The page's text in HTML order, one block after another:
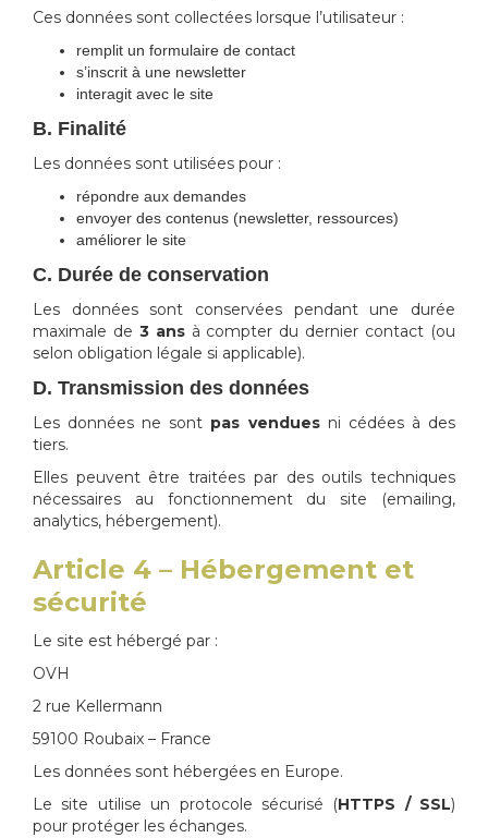
Ces données sont collectées lorsque l’utilisateur :
remplit un formulaire de contact
s’inscrit à une newsletter
interagit avec le site
B. Finalité
Les données sont utilisées pour :
répondre aux demandes
envoyer des contenus (newsletter, ressources)
améliorer le site
C. Durée de conservation
Les données sont conservées pendant une durée
maximale de 3 ansà compter du dernier contact (ou
selon obligation légale si applicable).
D. Transmission des données
Les données ne sont pas venduesni cédées à des
tiers.
Elles peuvent être traitées par des outils techniques
nécessaires au fonctionnement du site (emailing,
analytics, hébergement).
Article 4 – Hébergement et
sécurité
Le site est hébergé par :
OVH
2 rue Kellermann
59100 Roubaix – France
Les données sont hébergées en Europe.
Le site utilise un protocole sécurisé (HTTPS / SSL)
pour protéger les échanges.